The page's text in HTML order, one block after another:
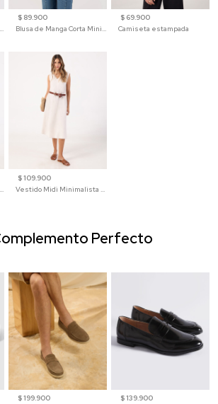
$ 89.900
$ 69.900
Camiseta estampada
$ 109.900
$ 199.900
$ 139.900
Perfecto